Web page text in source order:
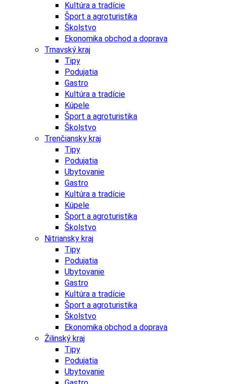
Kultúra a tradície
Šport a agroturistika
Školstvo
Ekonomika obchod a doprava
Trnavský kraj
Tipy
Podujatia
Gastro
Kultúra a tradície
Kúpele
Šport a agroturistika
Školstvo
Trenčiansky kraj
Tipy
Podujatia
Ubytovanie
Gastro
Kultúra a tradície
Kúpele
Šport a agroturistika
Školstvo
Nitriansky kraj
Tipy
Podujatia
Ubytovanie
Gastro
Kultúra a tradície
Šport a agroturistika
Školstvo
Ekonomika obchod a doprava
Žilinský kraj
Tipy
Podujatia
Ubytovanie